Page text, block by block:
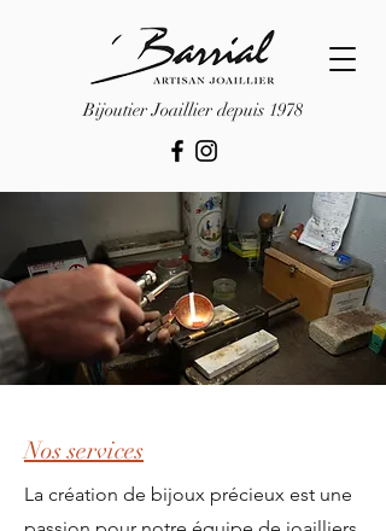
Bijoutier Joaillier depuis 1978
Nos services
La création de bijoux précieux est une